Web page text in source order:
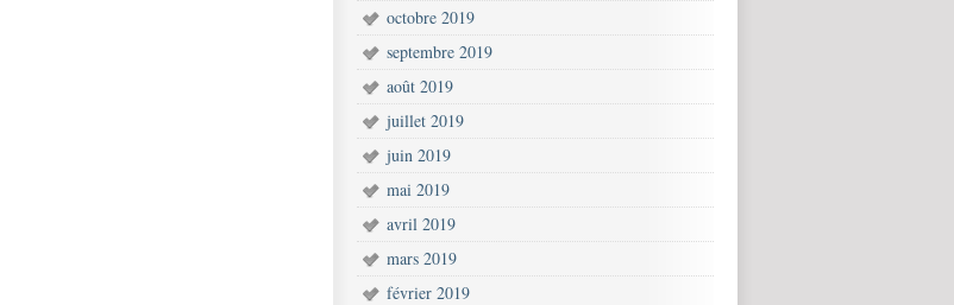
octobre 2019
septembre 2019
août 2019
juillet 2019
juin 2019
mai 2019
avril 2019
mars 2019
février 2019